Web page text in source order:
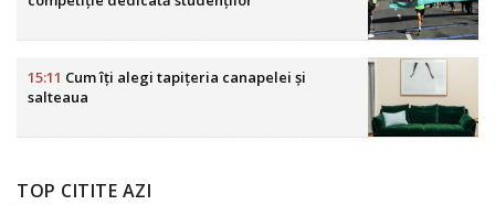
15:11 Cum îți alegi tapițeria canapelei și
salteaua
TOP CITITE AZI